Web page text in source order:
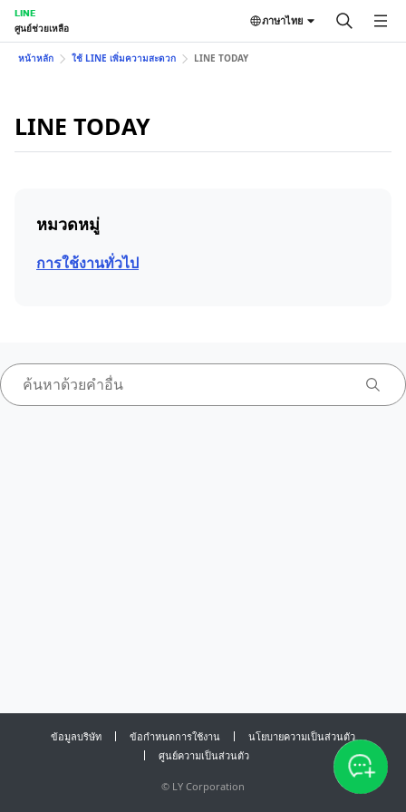
LINE
ศูนย์ช่วยเหลือ
ภาษาไทย
หน้าหลัก ใช้ LINE เพิ่มความสะดวก LINE TODAY
LINE TODAY
หมวดหมู่
การใช้งานทั่วไป
ข้อมูลบริษัท ข้อกำหนดการใช้งาน
นโยบายความเป็นส่วนตัว
ศูนย์ความเป็นส่วนตัว
© LY Corporation